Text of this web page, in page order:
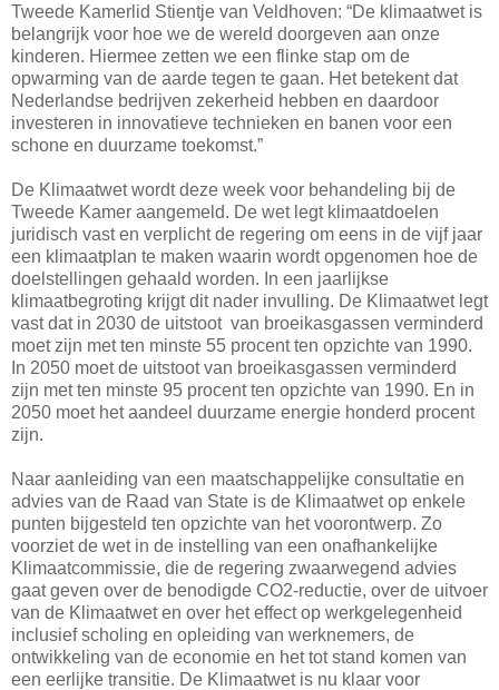
Tweede Kamerlid Stientje van Veldhoven: “De klimaatwet is
belangrijk voor hoe we de wereld doorgeven aan onze
kinderen. Hiermee zetten we een flinke stap om de
opwarming van de aarde tegen te gaan. Het betekent dat
Nederlandse bedrijven zekerheid hebben en daardoor
investeren in innovatieve technieken en banen voor een
schone en duurzame toekomst.”
De Klimaatwet wordt deze week voor behandeling bij de
Tweede Kamer aangemeld. De wet legt klimaatdoelen
juridisch vast en verplicht de regering om eens in de vijf jaar
een klimaatplan te maken waarin wordt opgenomen hoe de
doelstellingen gehaald worden. In een jaarlijkse
klimaatbegroting krijgt dit nader invulling. De Klimaatwet legt
vast dat in 2030 de uitstoot van broeikasgassen verminderd
moet zijn met ten minste 55 procent ten opzichte van 1990.
In 2050 moet de uitstoot van broeikasgassen verminderd
zijn met ten minste 95 procent ten opzichte van 1990. En in
2050 moet het aandeel duurzame energie honderd procent
zijn.
Naar aanleiding van een maatschappelijke consultatie en
advies van de Raad van State is de Klimaatwet op enkele
punten bijgesteld ten opzichte van het voorontwerp. Zo
voorziet de wet in de instelling van een onafhankelijke
Klimaatcommissie, die de regering zwaarwegend advies
gaat geven over de benodigde CO2-reductie, over de uitvoer
van de Klimaatwet en over het effect op werkgelegenheid
inclusief scholing en opleiding van werknemers, de
ontwikkeling van de economie en het tot stand komen van
een eerlijke transitie. De Klimaatwet is nu klaar voor